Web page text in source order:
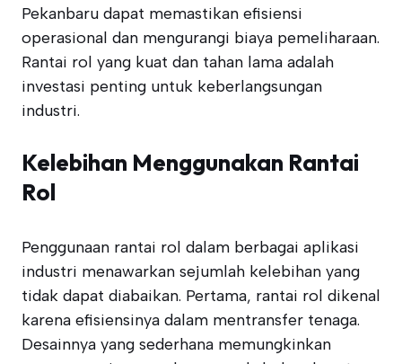
Pekanbaru dapat memastikan efisiensi
operasional dan mengurangi biaya pemeliharaan.
Rantai rol yang kuat dan tahan lama adalah
investasi penting untuk keberlangsungan
industri.
Kelebihan Menggunakan Rantai
Rol
Penggunaan rantai rol dalam berbagai aplikasi
industri menawarkan sejumlah kelebihan yang
tidak dapat diabaikan. Pertama, rantai rol dikenal
karena efisiensinya dalam mentransfer tenaga.
Desainnya yang sederhana memungkinkan